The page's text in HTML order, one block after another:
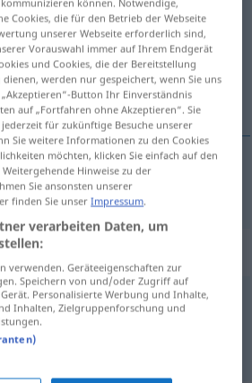
anklicken/antippen)
für "struppig"
Cookies, die für den Betrieb der Webseite
unserer Webseite erforderlich sind,
Vorauswahl immer auf Ihrem Endgerät
und Cookies, die der Bereitstellung
werden nur gespeichert, wenn Sie uns
Button Ihr Einverständnis
auf „Fortfahren ohne Akzeptieren“. Sie
für zukünftige Besuche unserer
Sie weitere Informationen zu den Cookies
möchten, klicken Sie einfach auf den
Hinweise zu der
Sie ansonsten unserer
finden Sie unserImpressum
verarbeiten Daten, um
verwenden. Geräteeigenschaften zur
Speichern von und/oder Zugriff auf
Personalisierte Werbung und Inhalte,
Inhalten, Zielgruppenforschung und